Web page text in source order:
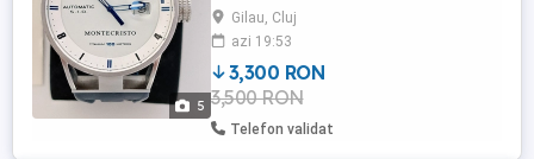
5
în 2010 de la un dealer autorizat. Întreținut
meticulos, curățat și servisat periodic.
Complet cu cutie originală din piele, toate
actele originale, curea de rezervă originală
Gilau, Cluj
azi 19:53
3,300 RON
3,500 RON
Telefon validat